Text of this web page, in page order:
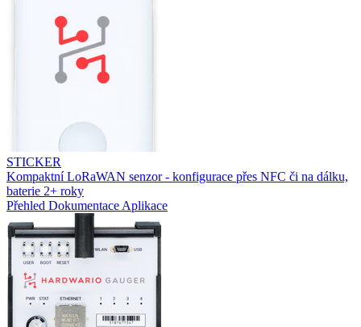
STICKER
Kompaktní LoRaWAN senzor - konfigurace přes NFC či na dálku,
baterie 2+ roky
Přehled Dokumentace Aplikace